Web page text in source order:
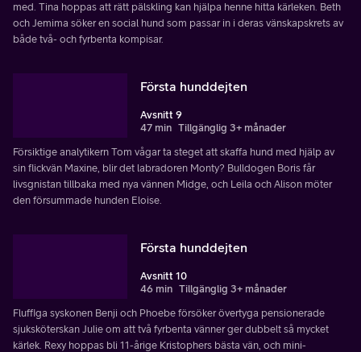
med. Tina hoppas att rätt pälskling kan hjälpa henne hitta kärleken. Beth
och Jemima söker en social hund som passar in i deras vänskapskrets av
både två- och fyrbenta kompisar.
Första hunddejten
Avsnitt 9
47 min Tillgänglig 3+ månader
Försiktige analytikern Tom vågar ta steget att skaffa hund med hjälp av
sin flickvän Maxine, blir det labradoren Monty? Bulldogen Boris får
livsgnistan tillbaka med nya vännen Midge, och Leila och Alison möter
den försummade hunden Eloise.
Första hunddejten
Avsnitt 10
46 min Tillgänglig 3+ månader
Fluffiga syskonen Benji och Phoebe försöker övertyga pensionerade
sjuksköterskan Julie om att två fyrbenta vänner ger dubbelt så mycket
kärlek. Rexy hoppas bli 11-årige Kristophers bästa vän, och mini-